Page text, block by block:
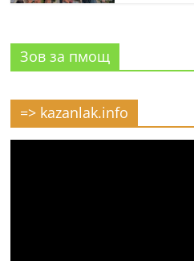
Зов за пмощ
=> kazanlak.info